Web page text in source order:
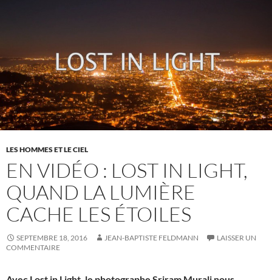
LES HOMMES ET LE CIEL
EN VIDÉO : LOST IN LIGHT,
QUAND LA LUMIÈRE
CACHE LES ÉTOILES
SEPTEMBRE 18, 2016 JEAN-BAPTISTE FELDMANN
LAISSER UN
COMMENTAIRE